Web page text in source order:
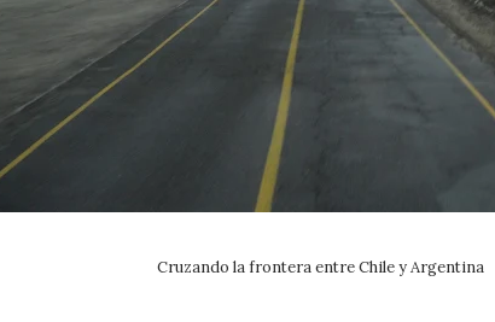
Cruzando la frontera entre Chile y Argentina